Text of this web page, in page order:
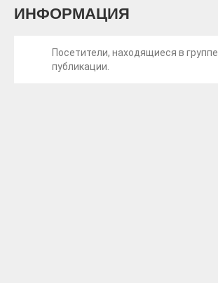
ИНФОРМАЦИЯ
Посетители, находящиеся в группе
публикации.